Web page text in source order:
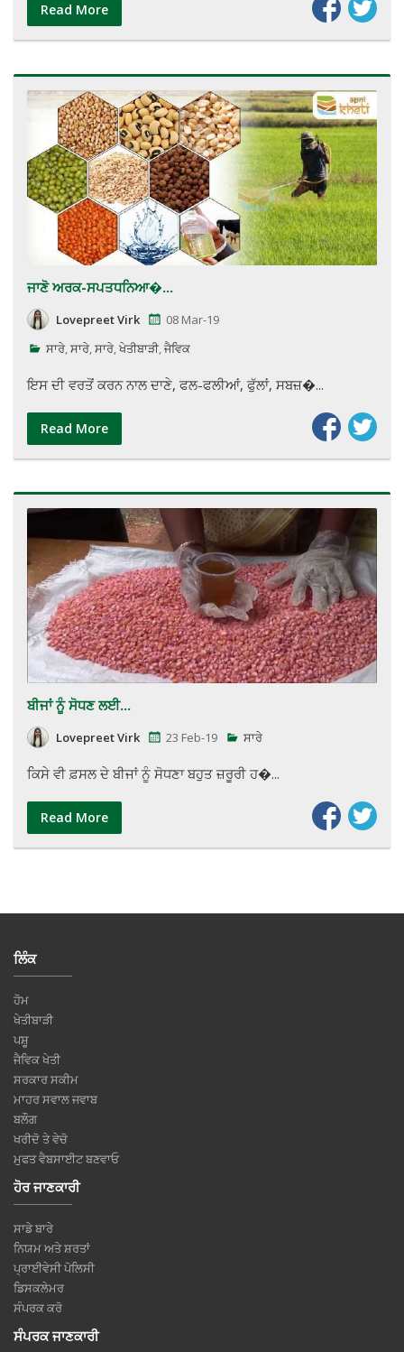
Read More
ਜਾਣੋ ਅਰਕ-ਸਪਤਧਨਿਆ�...
Lovepreet Virk
08 Mar-19
ਸਾਰੇ,ਸਾਰੇ,ਸਾਰੇ,ਖੇਤੀਬਾੜੀ,ਜੈਵਿਕ
ਇਸ ਦੀ ਵਰਤੋਂ ਕਰਨ ਨਾਲ ਦਾਣੇ, ਫਲ-ਫਲੀਆਂ, ਫੁੱਲਾਂ, ਸਬਜ਼�...
Read More
ਬੀਜਾਂ ਨੂੰ ਸੋਧਣ ਲਈ...
Lovepreet Virk 23 Feb-19 ਸਾਰੇ
ਕਿਸੇ ਵੀ ਫ਼ਸਲ ਦੇ ਬੀਜਾਂ ਨੂੰ ਸੋਧਣਾ ਬਹੁਤ ਜ਼ਰੂਰੀ ਹ�...
Read More
ਲਿੰਕ
ਹੋਮ
ਖੇਤੀਬਾੜੀ
ਪਸ਼ੂ
ਜੈਵਿਕ ਖੇਤੀ
ਸਰਕਾਰ ਸਕੀਮ
ਮਾਹਰ ਸਵਾਲ ਜਵਾਬ
ਬਲੌਗ
ਖਰੀਦੋ ਤੇ ਵੇਚੋ
ਮੁਫਤ ਵੈਬਸਾਈਟ ਬਣਵਾਓ
ਹੋਰ ਜਾਣਕਾਰੀ
ਸਾਡੇ ਬਾਰੇ
ਨਿਯਮ ਅਤੇ ਸ਼ਰਤਾਂ
ਪ੍ਰਾਈਵੇਸੀ ਪੋਲਿਸੀ
ਡਿਸਕਲੇਮਰ
ਸੰਪਰਕ ਕਰੋ
ਸੰਪਰਕ ਜਾਣਕਾਰੀ